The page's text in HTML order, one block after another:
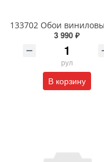
3 990 ₽
рул
В корзину